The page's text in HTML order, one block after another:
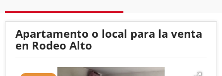
Apartamento o local para la venta
en Rodeo Alto